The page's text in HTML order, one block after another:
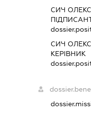
СИЧ
СИЧ
КЕРІВНИК